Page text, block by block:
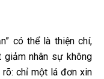
có thể là thiện chí,
nhân sự không
chỉ một lá đơn xin